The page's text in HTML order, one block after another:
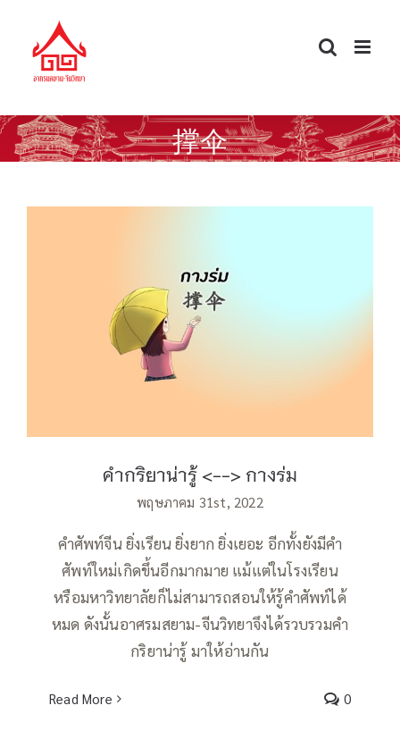
content
撑伞
คำกริยาน่ารู้ กางร่ม
คำกริยาน่ารู้ <--> กางร่ม
พฤษภาคม 31st, 2022
คำศัพท์จีน ยิ่งเรียน ยิ่งยาก ยิ่งเยอะ อีกทั้งยังมีคำ
ศัพท์ใหม่เกิดขึ้นอีกมากมาย แม้แต่ในโรงเรียน
หรือมหาวิทยาลัยก็ไม่สามารถสอนให้รู้คำศัพท์ได้
หมด ดังนั้นอาศรมสยาม-จีนวิทยาจึงได้รวบรวมคำ
กริยาน่ารู้ มาให้อ่านกัน
Read More 0